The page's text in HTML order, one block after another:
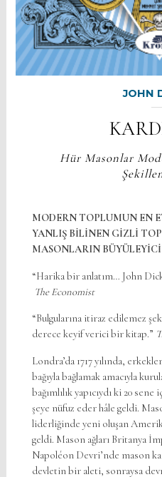
JOHN
Hür Masonlar
MODERN TOPLUMUN EN
YANLIŞ BİLİNEN GİZLİ
MASONLARIN
“Harika bir anlatım… John
The Economist
“Bulgularına itiraz edilemez
derece keyif verici bir kitap.”
Londra’da 1717 yılında,
bağıyla bağlamak amacıyla
bağımlılık yapıcıydı ki 20
şeye nüfuz eder hâle geldi.
liderliğinde yeni oluşan
geldi. Mason ağları Britanya
Napoléon Devri’nde mason
devletin bir aleti, sonraysa